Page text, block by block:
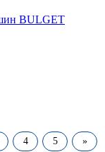
4 5 »